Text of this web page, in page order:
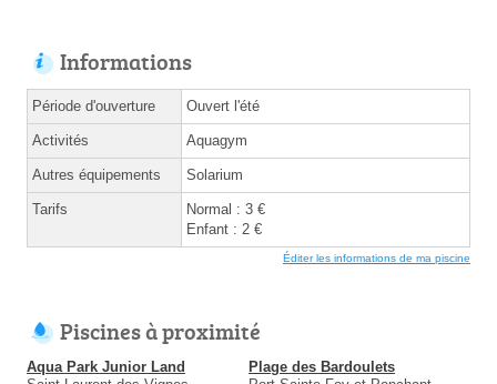
Informations
Période d'ouverture Ouvert l'été
Activités Aquagym
Autres équipements Solarium
Tarifs
Normal : 3 €
Enfant : 2 €
Éditer les informations de ma piscine
Piscines à proximité
Aqua Park Junior Land
Plage des Bardoulets